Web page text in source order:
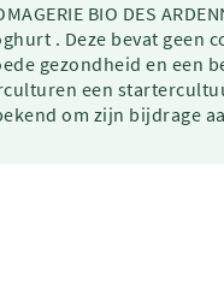
BIO DES
. Deze bevat geen
gezondheid en een
een
om zijn bijdrage